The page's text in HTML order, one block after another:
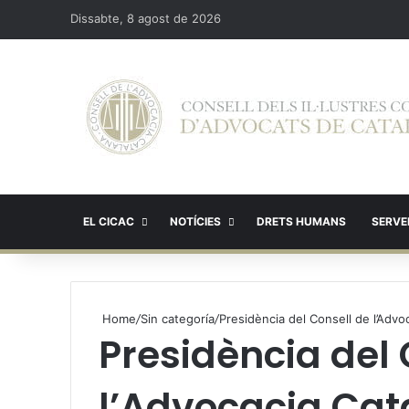
Dissabte, 8 agost de 2026
EL CICAC NOTÍCIES DRETS HUMANS
Home/Sin categoría/Presidència del Consell de
Presidència del